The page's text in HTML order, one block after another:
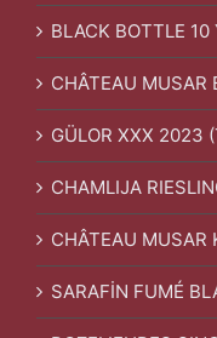
BLACK BOTTLE 10
CHÂTEAU MUSAR
GÜLOR XXX 2023
CHAMLIJA
CHÂTEAU MUSAR
SARAFİN FUMÉ